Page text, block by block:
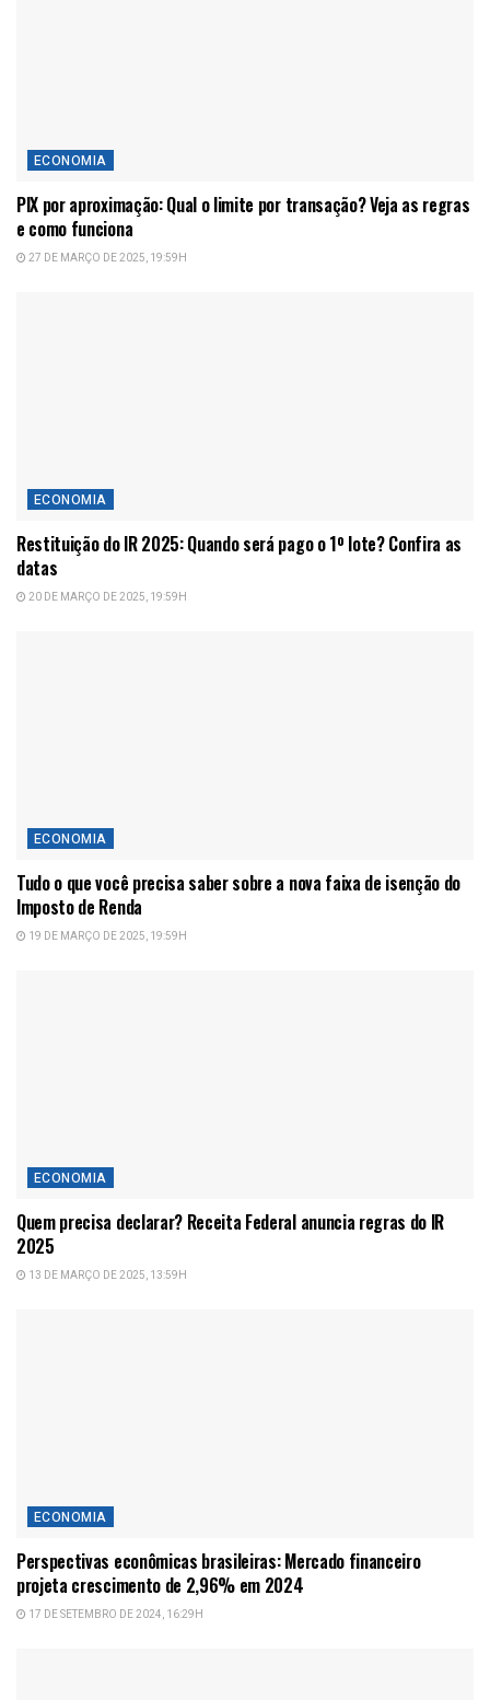
ECONOMIA
PIX por aproximação: Qual o limite por transação? Veja as regras
e como funciona
27 DE MARÇO DE 2025, 19:59H
ECONOMIA
Restituição do IR 2025: Quando será pago o 1º lote? Confira as
datas
20 DE MARÇO DE 2025, 19:59H
ECONOMIA
Tudo o que você precisa saber sobre a nova faixa de isenção do
Imposto de Renda
19 DE MARÇO DE 2025, 19:59H
ECONOMIA
Quem precisa declarar? Receita Federal anuncia regras do IR
2025
13 DE MARÇO DE 2025, 13:59H
ECONOMIA
Perspectivas econômicas brasileiras: Mercado financeiro
projeta crescimento de 2,96% em 2024
17 DE SETEMBRO DE 2024, 16:29H